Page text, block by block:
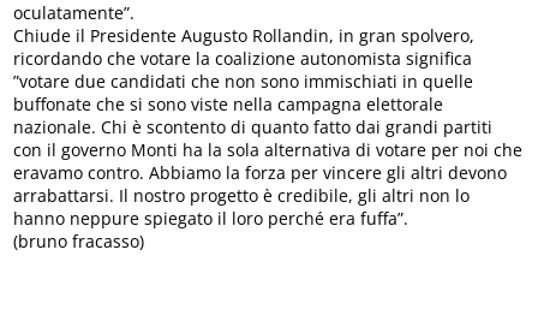
oculatamente”.
Chiude il Presidente Augusto Rollandin, in gran spolvero,
ricordando che votare la coalizione autonomista significa
”votare due candidati che non sono immischiati in quelle
buffonate che si sono viste nella campagna elettorale
nazionale. Chi è scontento di quanto fatto dai grandi partiti
con il governo Monti ha la sola alternativa di votare per noi che
eravamo contro. Abbiamo la forza per vincere gli altri devono
arrabattarsi. Il nostro progetto è credibile, gli altri non lo
hanno neppure spiegato il loro perché era fuffa”.
(bruno fracasso)